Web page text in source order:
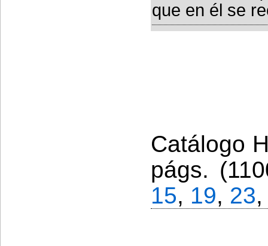
que en él se
Catálogo
págs.
15, 19, 23